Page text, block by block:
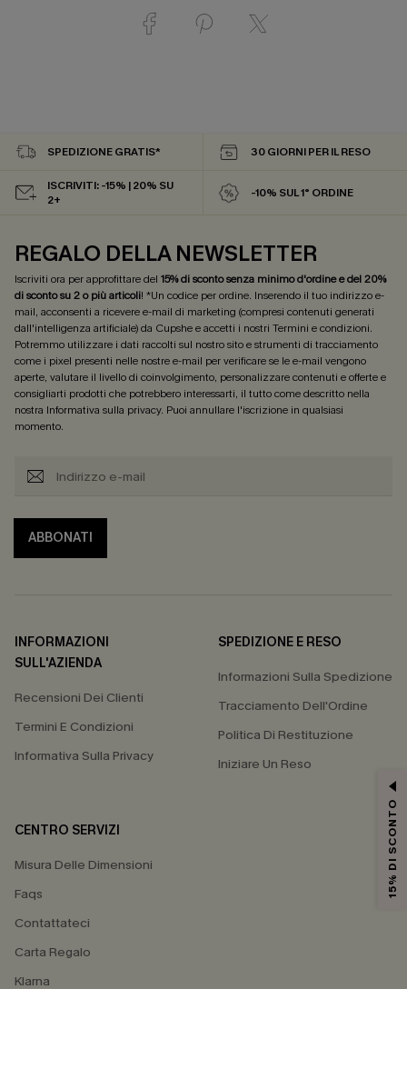
SPEDIZIONE GRATIS* 30 GIORNI PER IL RESO
ISCRIVITI: -15% | 20% SU
2+
-10% SUL 1° ORDINE
REGALO DELLA NEWSLETTER
Iscriviti ora per approfittare del 15% di sconto senza minimo d'ordine e del 20%
di sconto su 2 o più articoli! *Un codice per ordine. Inserendo il tuo indirizzo e-
mail, acconsenti a ricevere e-mail di marketing (compresi contenuti generati
dall'intelligenza artificiale) da Cupshe e accetti i nostri Termini e condizioni.
Potremmo utilizzare i dati raccolti sul nostro sito e strumenti di tracciamento
come i pixel presenti nelle nostre e-mail per verificare se le e-mail vengono
aperte, valutare il livello di coinvolgimento, personalizzare contenuti e offerte e
consigliarti prodotti che potrebbero interessarti, il tutto come descritto nella
nostra Informativa sulla privacy. Puoi annullare l'iscrizione in qualsiasi
momento.
ABBONATI
INFORMAZIONI
SULL'AZIENDA
Recensioni Dei Clienti
Termini E Condizioni
Informativa Sulla Privacy
SPEDIZIONE E RESO
Informazioni Sulla Spedizione
Tracciamento Dell'Ordine
Politica Di Restituzione
Iniziare Un Reso
CENTRO SERVIZI
Misura Delle Dimensioni
Faqs
Contattateci
Carta Regalo
Klarna
15% DI SCONTO